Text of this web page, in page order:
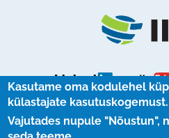
Kasutame oma kodulehel
külastajate kasutuskogemust.
Vajutades nupule "Nõustun",